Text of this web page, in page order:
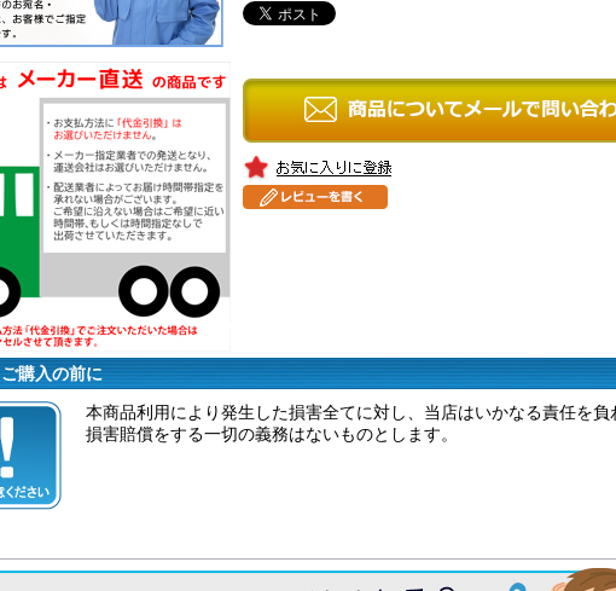
ご購入の前に
本商品利用により発生した損害全てに対し、当店はいかなる責任を負
損害賠償をする一切の義務はないものとします。